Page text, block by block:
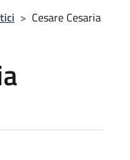
> Cesare Cesaria